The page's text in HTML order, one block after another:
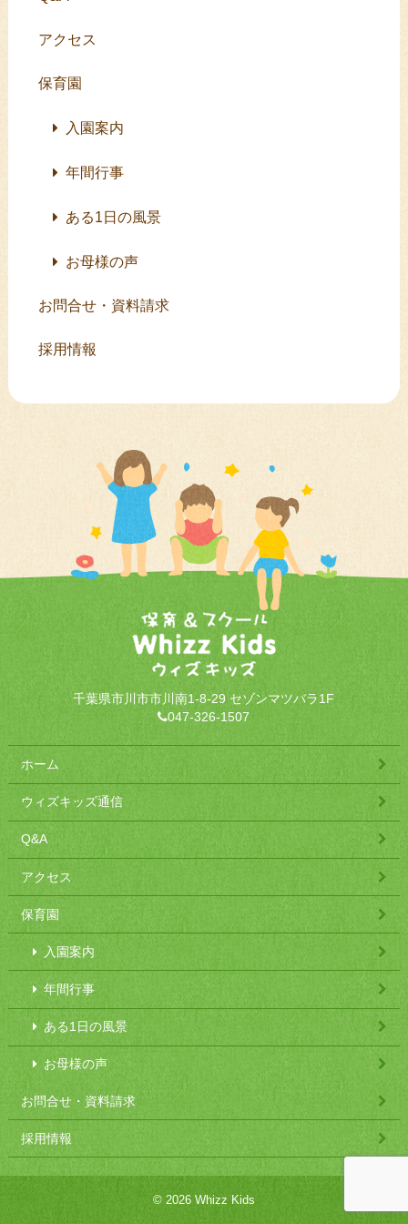
アクセス
保育園
入園案内
年間行事
ある1日の風景
お母様の声
お問合せ・資料請求
採用情報
千葉県市川市市川南1-8-29 セゾンマツバラ1F
047-326-1507
ホーム
ウィズキッズ通信
Q&A
アクセス
保育園
入園案内
年間行事
ある1日の風景
お母様の声
お問合せ・資料請求
採用情報
© 2026 Whizz Kids